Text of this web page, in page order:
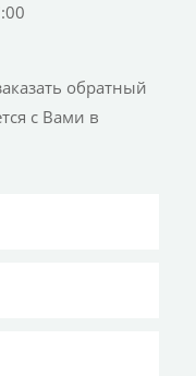
обратный
с Вами в